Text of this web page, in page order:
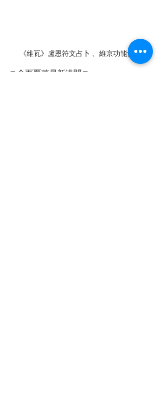
《維瓦》盧恩符文占卜 、維京功能飾物
🔽全面覆蓋最新港聞🔽